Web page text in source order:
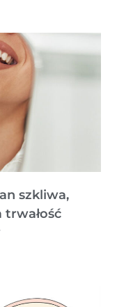
szkliwa,
trwałość